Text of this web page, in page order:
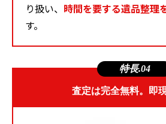
り扱い、 時間を要する遺品整理
す。
特長.04
査定は完全無料。即